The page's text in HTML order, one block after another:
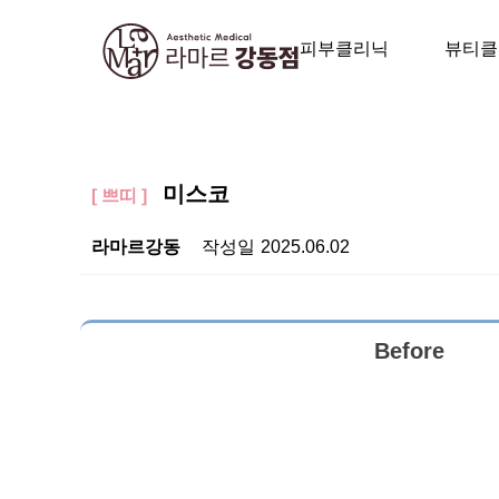
피부클리닉 뷰티
[ 쁘띠 ] 미스코
라마르강동 작성일 2025.06.02
Before